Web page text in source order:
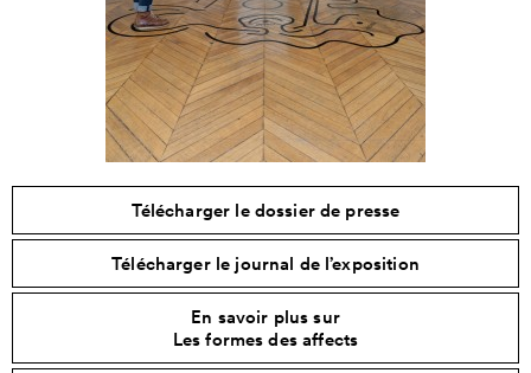
Télécharger le dossier de presse
Télécharger le journal de l’exposition
En savoir plus sur
Les formes des affects